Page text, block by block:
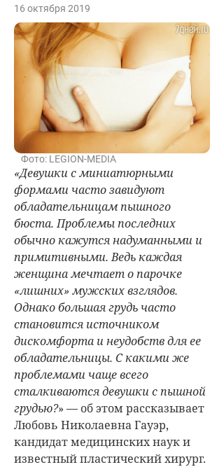
16 октября 2019
Фото: LEGION-MEDIA
«Девушки с миниатюрными
формами часто завидуют
обладательницам пышного
бюста. Проблемы последних
обычно кажутся надуманными и
примитивными. Ведь каждая
женщина мечтает о парочке
«лишних» мужских взглядов.
Однако большая грудь часто
становится источником
дискомфорта и неудобств для ее
обладательницы. С какими же
проблемами чаще всего
сталкиваются девушки с пышной
грудью?» — об этом рассказывает
Любовь Николаевна Гауэр,
кандидат медицинских наук и
известный пластический хирург.